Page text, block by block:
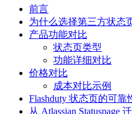
前言
为什么选择第三方状态
产品功能对比
状态页类型
功能详细对比
价格对比
成本对比示例
Flashduty 状态页的可靠
从 Atlassian Statuspage